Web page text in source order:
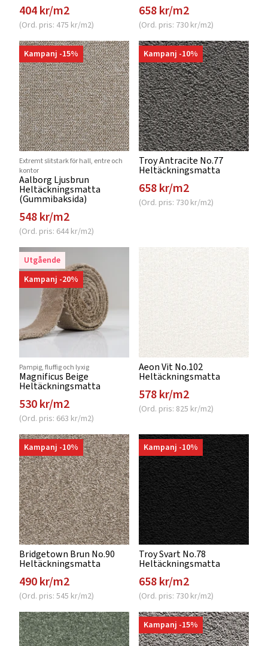
404 kr/m2
(Ord. pris: 475 kr/m2)
658 kr/m2
(Ord. pris: 730 kr/m2)
Kampanj -15%
Extremt slitstark för hall, entre och
kontor
Aalborg Ljusbrun
Heltäckningsmatta
(Gummibaksida)
548 kr/m2
(Ord. pris: 644 kr/m2)
Kampanj -10%
Troy Antracite No.77
Heltäckningsmatta
658 kr/m2
(Ord. pris: 730 kr/m2)
Utgående
Kampanj -20%
Pampig, fluffig och lyxig
Magnificus Beige
Heltäckningsmatta
530 kr/m2
(Ord. pris: 663 kr/m2)
Aeon Vit No.102
Heltäckningsmatta
578 kr/m2
(Ord. pris: 825 kr/m2)
Kampanj -10%
Bridgetown Brun No.90
Heltäckningsmatta
490 kr/m2
(Ord. pris: 545 kr/m2)
Kampanj -10%
Troy Svart No.78
Heltäckningsmatta
658 kr/m2
(Ord. pris: 730 kr/m2)
Kampanj -15%